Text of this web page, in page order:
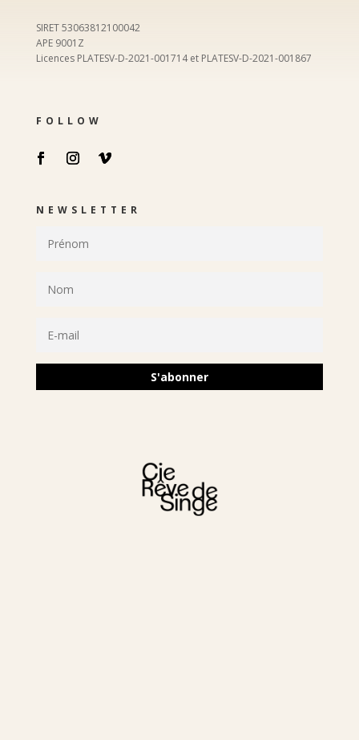
SIRET 53063812100042
APE 9001Z
Licences PLATESV-D-2021-001714 et PLATESV-D-2021-001867
FOLLOW
NEWSLETTER
S'abonner